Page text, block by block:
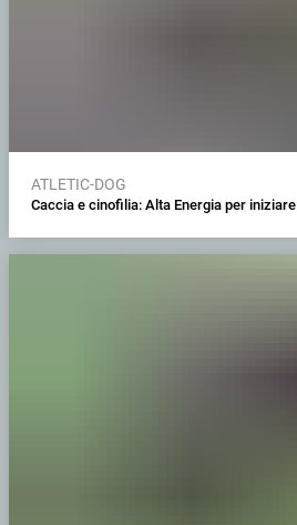
ATLETIC-DOG
Caccia e cinofilia: Alta Energia per iniziare